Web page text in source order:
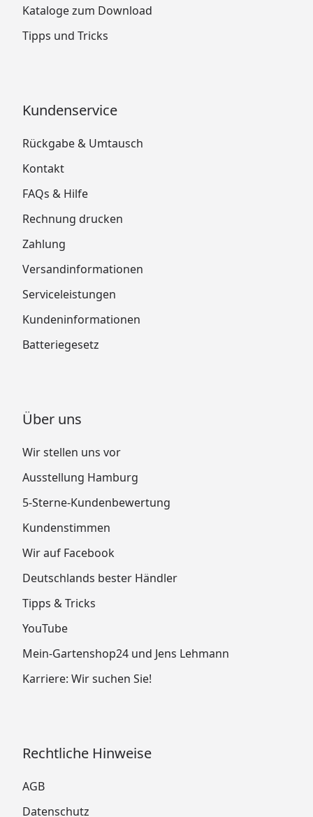
Kataloge zum Download
Tipps und Tricks
Kundenservice
Rückgabe & Umtausch
Kontakt
FAQs & Hilfe
Rechnung drucken
Zahlung
Versandinformationen
Serviceleistungen
Kundeninformationen
Batteriegesetz
Über uns
Wir stellen uns vor
Ausstellung Hamburg
5-Sterne-Kundenbewertung
Kundenstimmen
Wir auf Facebook
Deutschlands bester Händler
Tipps & Tricks
YouTube
Mein-Gartenshop24 und Jens Lehmann
Karriere: Wir suchen Sie!
Rechtliche Hinweise
AGB
Datenschutz